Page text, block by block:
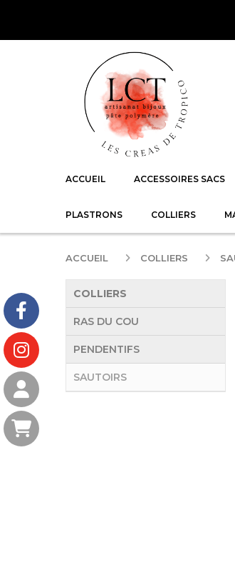
ACCUEIL ACCESSOIRES SACS
PLASTRONS COLLIERS
COLLIERS
RAS DU COU
PENDENTIFS
SAUTOIRS
ACCUEIL COLLIERS